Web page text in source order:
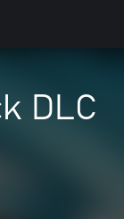
DLC